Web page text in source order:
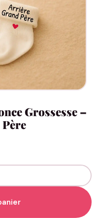
Grossesse –
Grossesse - Bientôt